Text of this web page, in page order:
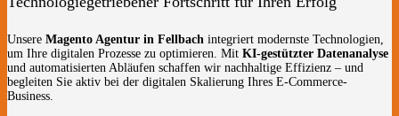
Unsere Magento Agentur in Fellbach integriert modernste Technologien,
um Ihre digitalen Prozesse zu optimieren. Mit KI-gestützter Datenanalyse
und automatisierten Abläufen schaffen wir nachhaltige Effizienz – und
begleiten Sie aktiv bei der digitalen Skalierung Ihres E-Commerce-
Business.